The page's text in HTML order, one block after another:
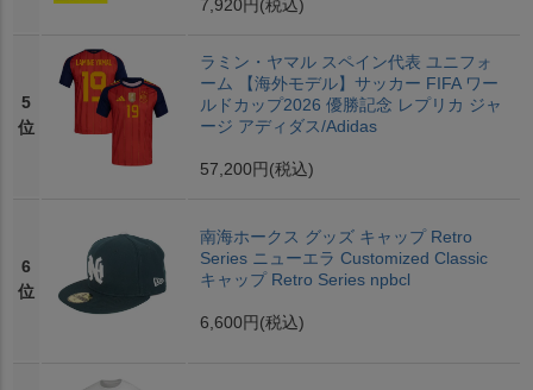
7,920円 (税込)
5
位
ラミン・ヤマル スペイン代表 ユニフォ
ーム 【海外モデル】サッカー FIFA ワー
ルドカップ2026 優勝記念 レプリカ ジャ
ージ アディダス/Adidas
57,200円 (税込)
6
位
南海ホークス グッズ キャップ Retro
Series ニューエラ Customized Classic
キャップ Retro Series npbcl
6,600円 (税込)